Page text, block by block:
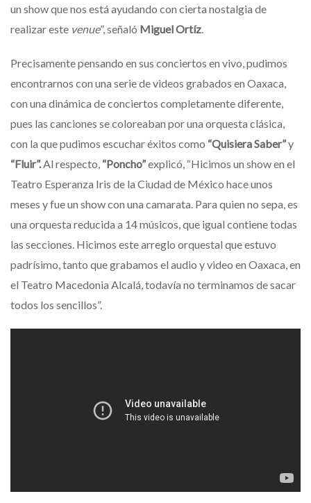
un show que nos está ayudando con cierta nostalgia de
realizar este venue”, señaló Miguel Ortíz
Precisamente pensando en sus conciertos en vivo, pudimos
encontrarnos con una serie de videos grabados en Oaxaca,
con una dinámica de conciertos completamente diferente,
pues las canciones se coloreaban por una orquesta clásica,
con la que pudimos escuchar éxitos como “Quisiera Saber”y
“Fluir”. Al respecto, “Poncho”explicó, “Hicimos un show en el
Teatro Esperanza Iris de la Ciudad de México hace unos
meses y fue un show con una camarata. Para quien no sepa, es
una orquesta reducida a 14 músicos, que igual contiene todas
las secciones. Hicimos este arreglo orquestal que estuvo
padrísimo, tanto que grabamos el audio y video en Oaxaca, en
el Teatro Macedonia Alcalá, todavía no terminamos de sacar
todos los sencillos”.